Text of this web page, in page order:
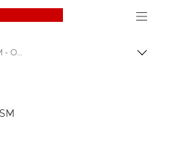
Canon Logo, back
Canon EF 85mm f/1.8 USM - Obiektywy – obiektywy do kamer i aparatów